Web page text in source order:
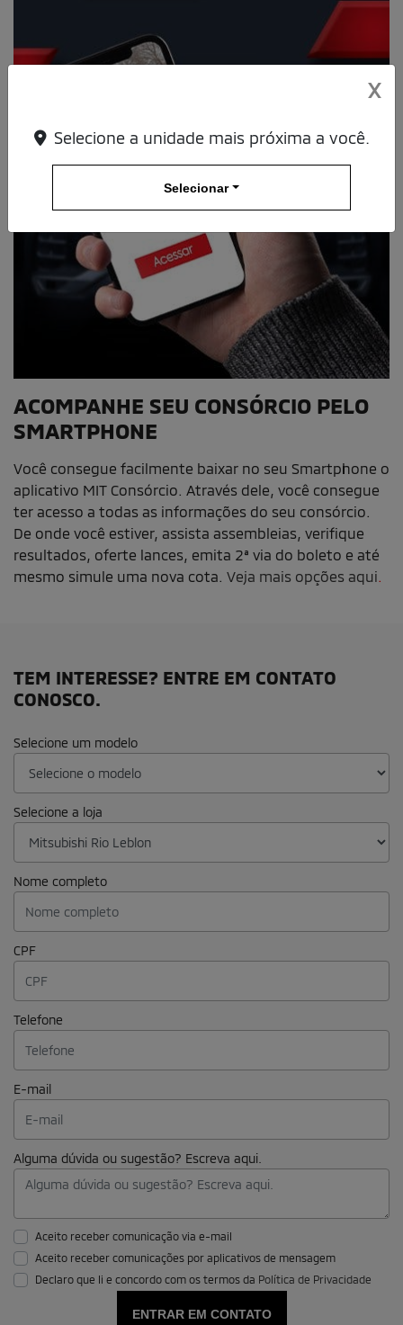
ACOMPANHE SEU CONSÓRCIO PELO
SMARTPHONE
Você consegue facilmente baixar no seu Smartphone o
aplicativo MIT Consórcio. Através dele, você consegue
ter acesso a todas as informações do seu consórcio.
De onde você estiver, assista assembleias, verifique
resultados, oferte lances, emita 2ª via do boleto e até
mesmo simule uma nova cota. Veja mais opções aqui.
TEM INTERESSE? ENTRE EM CONTATO
CONOSCO.
Selecione um modelo
Selecione a loja
Nome completo
CPF
Telefone
E-mail
Alguma dúvida ou sugestão? Escreva aqui.
Aceito receber comunicação via e-mail
Aceito receber comunicações por aplicativos de mensagem
Declaro que li e concordo com os termos da Política de Privacidade
ENTRAR EM CONTATO
X
Selecione a unidade mais próxima a você.
Selecionar